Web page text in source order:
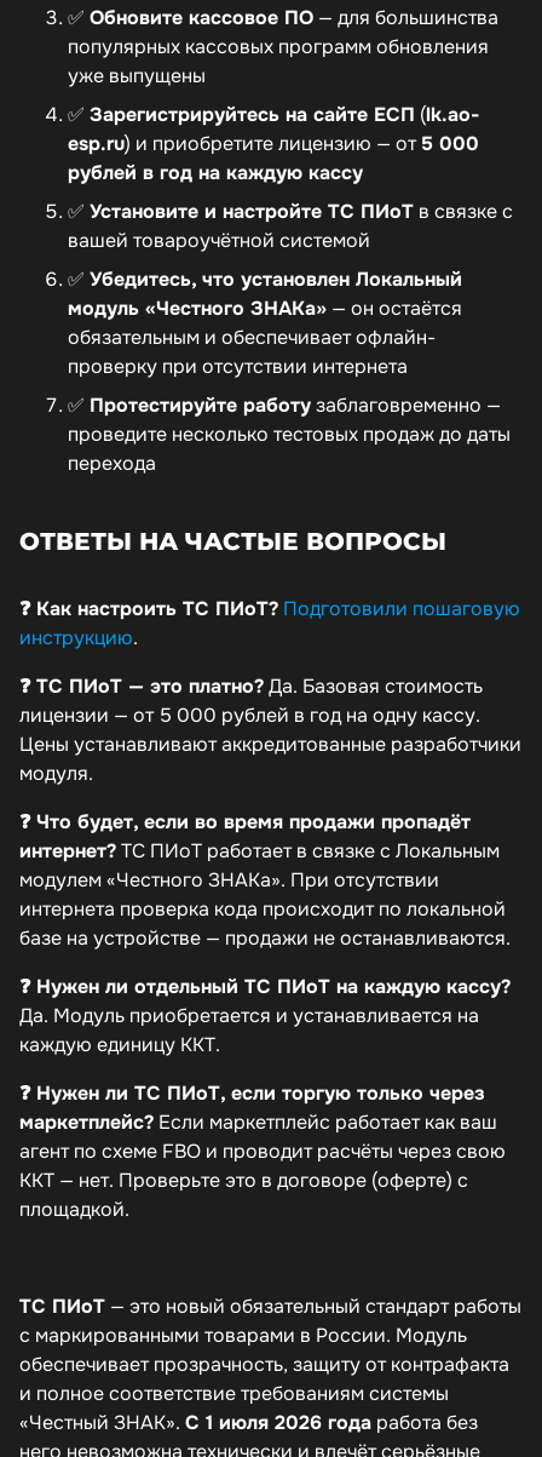
✅ Обновите кассовое ПО — для большинства
популярных кассовых программ обновления
уже выпущены
✅ Зарегистрируйтесь на сайте ЕСП (lk.ao-
esp.ru) и приобретите лицензию — от5 000
рублей в год на каждую кассу
✅ Установите и настройте ТС ПИоТ в связке с
вашей товароучётной системой
✅ Убедитесь, что установлен Локальный
модуль «Честного ЗНАКа» — он остаётся
обязательным и обеспечивает офлайн-
проверку при отсутствии интернета
✅ Протестируйте работузаблаговременно —
проведите несколько тестовых продаж до даты
перехода
ОТВЕТЫ НА ЧАСТЫЕ ВОПРОСЫ
❓ Как настроить ТС ПИоТ? Подготовили пошаговую
инструкцию.
❓ ТС ПИоТ — это платно?Да. Базовая стоимость
лицензии — от 5 000 рублей в год на одну кассу.
Цены устанавливают аккредитованные разработчики
модуля.
❓ Что будет, если во время продажи пропадёт
интернет?ТС ПИоТ работает в связке с Локальным
модулем «Честного ЗНАКа». При отсутствии
интернета проверка кода происходит по локальной
базе на устройстве — продажи не останавливаются.
❓ Нужен ли отдельный ТС ПИоТ на каждую кассу?
Да. Модуль приобретается и устанавливается на
каждую единицу ККТ.
❓ Нужен ли ТС ПИоТ, если торгую только через
маркетплейс? Если маркетплейс работает как ваш
агент по схеме FBO и проводит расчёты через свою
ККТ — нет. Проверьте это в договоре (оферте) с
площадкой.
ТС ПИоТ — это новый обязательный стандарт работы
с маркированными товарами в России. Модуль
обеспечивает прозрачность, защиту от контрафакта
и полное соответствие требованиям системы
«Честный ЗНАК». С 1 июля 2026 года работа без
него невозможна технически и влечёт серьёзные